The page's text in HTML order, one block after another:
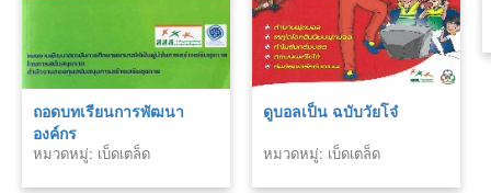
ถอดบทเรียนการพัฒนา
องค์กร
หมวดหมู่: เบ็ดเตล็ด
ดูบอลเป็น ฉบับวัยโจ๋
หมวดหมู่: เบ็ดเตล็ด